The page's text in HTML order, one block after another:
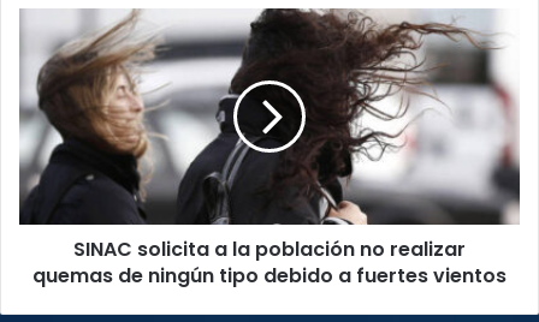
año
solicita
población
no
realizar
quemas
de
tipo
SINAC solicita a la población no realizar
quemas de ningún tipo debido a fuertes vientos